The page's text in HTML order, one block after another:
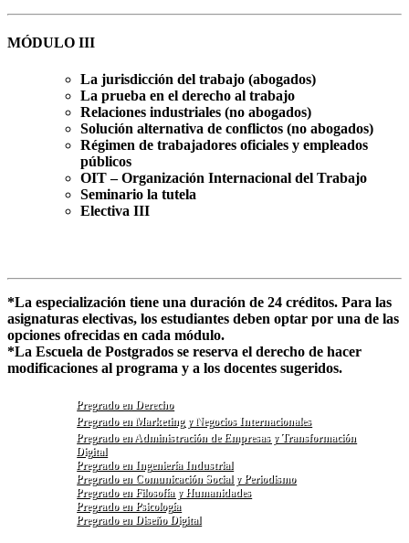
MÓDULO III
La jurisdicción del trabajo (abogados)
La prueba en el derecho al trabajo
Relaciones industriales (no abogados)
Solución alternativa de conflictos (no abogados)
Régimen de trabajadores oficiales y empleados
públicos
OIT – Organización Internacional del Trabajo
Seminario la tutela
Electiva III
*La especialización tiene una duración de 24 créditos. Para las
asignaturas electivas, los estudiantes deben optar por una de las
opciones ofrecidas en cada módulo.
*La Escuela de Postgrados se reserva el derecho de hacer
modificaciones al programa y a los docentes sugeridos.
Pregrado en Derecho
Pregrado en Marketing y Negocios Internacionales
Pregrado en Administración de Empresas y Transformación
Digital
Pregrado en Ingeniería Industrial
Pregrado en Comunicación Social y Periodismo
Pregrado en Filosofía y Humanidades
Pregrado en Psicología
Pregrado en Diseño Digital